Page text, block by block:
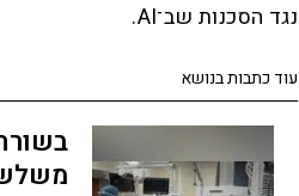
נגד הסכנות שב־AI.
עוד כתבות בנושא